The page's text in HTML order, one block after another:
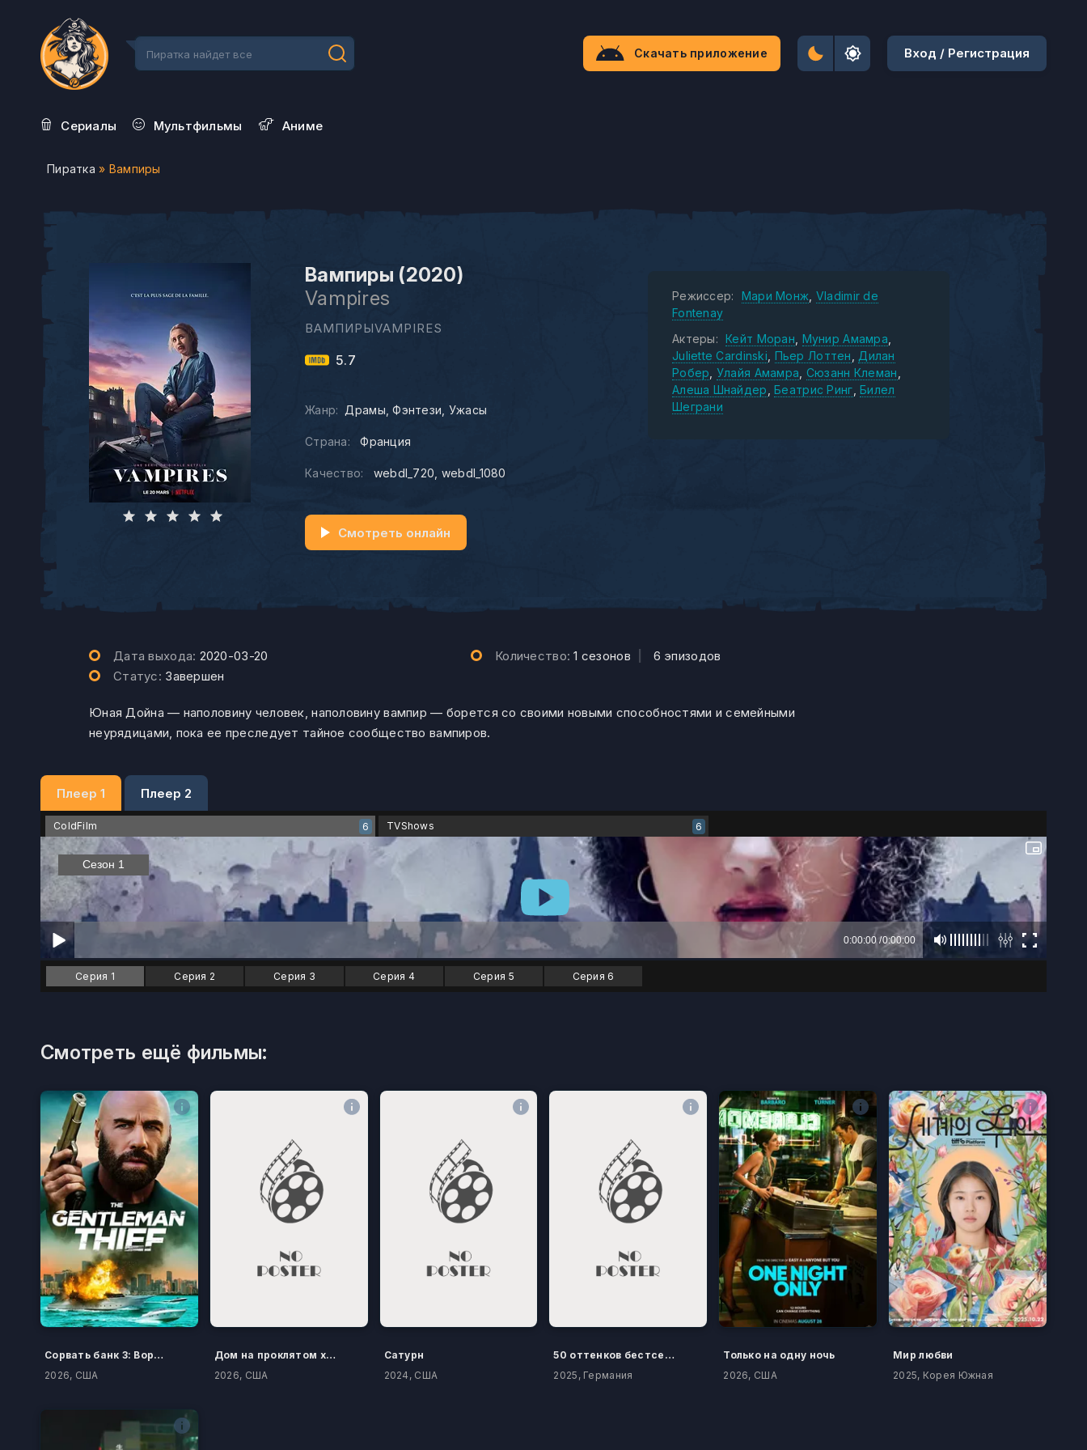
Скачать приложение Вход / Регистрация
Сериалы Мультфильмы Aниме
Пиратка » Вампиры
Вампиры (2020)
Vampires
ВАМПИРЫVAMPIRES
5.7
Жанр: Драмы Фэнтези Ужасы
Страна: Франция
Качество: webdl_720 webdl_1080
Смотреть онлайн
Режиссер: Мари Монж Vladimir de
Fontenay
Актеры:
Кейт Моран Мунир Амамра
Juliette Cardinski Пьер Лоттен
Дилан
Робер Улайя Амамра Сюзанн Клеман
Алеша Шнайдер Беатрис Ринг Билел
Шеграни
Дата выхода: 2020-03-20 Количество:1 сезонов
6 эпизодов
Статус: Завершен
Юная Дойна — наполовину человек, наполовину вампир — борется со своими новыми способностями и семейными
неурядицами, пока ее преследует тайное сообщество вампиров.
Плеер 1 Плеер 2
ColdFilm 6 TVShows 6
Серия 1 Серия 2 Серия 3 Серия 4 Серия 5 Серия 6
Смотреть ещё фильмы:
Сорвать банк 3: Вор-джентльмен
2026, США
Дом на проклятом холме
2026, США
Сатурн
2024, США
50 оттенков бестселлера
2025, Германия
Только на одну ночь
2026, США
Мир любви
2025, Корея Южная